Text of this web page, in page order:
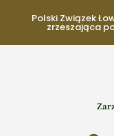
Polski Związek
zrzeszająca